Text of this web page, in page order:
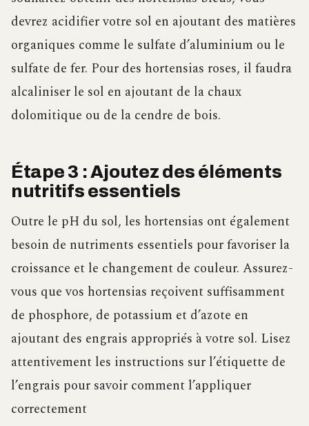
devrez acidifier votre sol en ajoutant des matières
organiques comme le sulfate d’aluminium ou le
sulfate de fer. Pour des hortensias roses, il faudra
alcaliniser le sol en ajoutant de la chaux
dolomitique ou de la cendre de bois.
Étape 3 : Ajoutez des éléments
nutritifs essentiels
Outre le pH du sol, les hortensias ont également
besoin de nutriments essentiels pour favoriser la
croissance et le changement de couleur. Assurez-
vous que vos hortensias reçoivent suffisamment
de phosphore, de potassium et d’azote en
ajoutant des engrais appropriés à votre sol. Lisez
attentivement les instructions sur l’étiquette de
l’engrais pour savoir comment l’appliquer
correctement